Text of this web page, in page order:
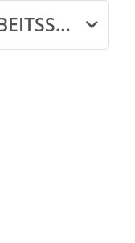
ARBEITSSCHUTZ